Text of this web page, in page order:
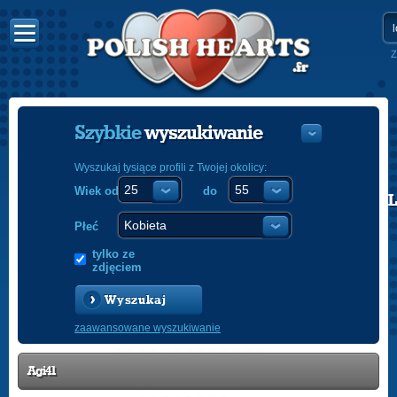
POLISH
Szybkiewyszukiwanie
Wyszukaj tysiące profili z Twojej okolicy:
Wiek od do
Płeć
tylko ze
zdjęciem
Wyszukaj
zaawansowane wyszukiwanie
Agi41